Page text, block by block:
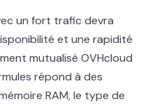
un fort trafic devra
et une rapidité
mutualisé OVHcloud
répond à des
RAM, le type de